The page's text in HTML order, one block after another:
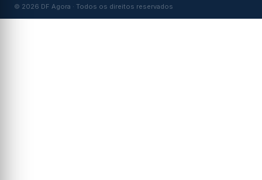
© 2026 DF Agora · Todos os direitos reservados